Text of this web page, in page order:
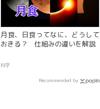
月食、日食ってなに、どうして
おきる？ 仕組みの違いを解説
科学
Recommended by